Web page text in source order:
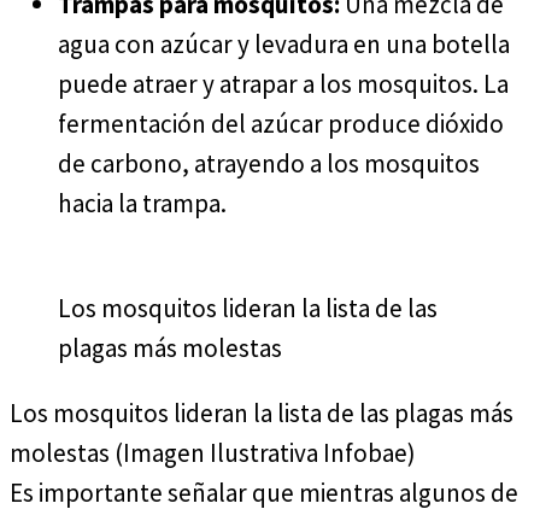
agua con azúcar y levadura en una botella
puede atraer y atrapar a los mosquitos. La
fermentación del azúcar produce dióxido
de carbono, atrayendo a los mosquitos
hacia la trampa.
Los mosquitos lideran la lista de las
plagas más molestas
Los mosquitos lideran la lista de las plagas más
molestas (Imagen Ilustrativa Infobae)
Es importante señalar que mientras algunos de